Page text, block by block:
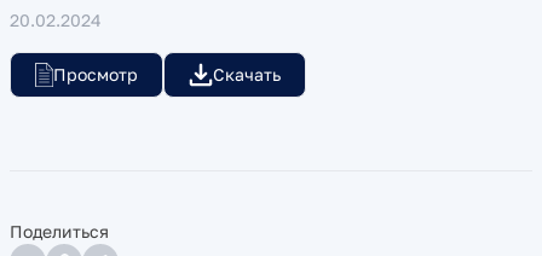
20.02.2024
Просмотр Скачать
Поделиться